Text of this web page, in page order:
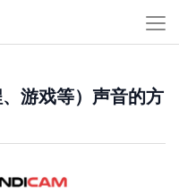
游戏等）声音的方